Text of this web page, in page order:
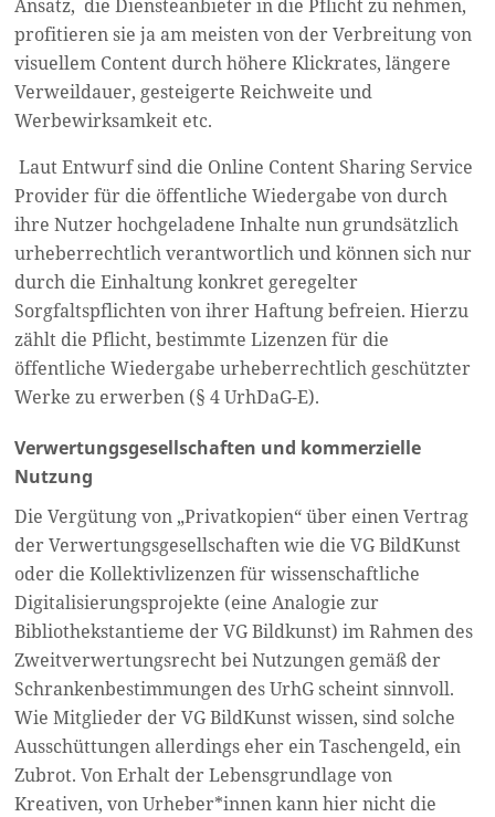
Ansatz, die Diensteanbieter in die Pflicht zu nehmen,
profitieren sie ja am meisten von der Verbreitung von
visuellem Content durch höhere Klickrates, längere
Verweildauer, gesteigerte Reichweite und
Werbewirksamkeit etc.
Laut Entwurf sind die Online Content Sharing Service
Provider für die öffentliche Wiedergabe von durch
ihre Nutzer hochgeladene Inhalte nun grundsätzlich
urheberrechtlich verantwortlich und können sich nur
durch die Einhaltung konkret geregelter
Sorgfaltspflichten von ihrer Haftung befreien. Hierzu
zählt die Pflicht, bestimmte Lizenzen für die
öffentliche Wiedergabe urheberrechtlich geschützter
Werke zu erwerben (§ 4 UrhDaG-E).
Verwertungsgesellschaften und kommerzielle
Nutzung
Die Vergütung von „Privatkopien“ über einen Vertrag
der Verwertungsgesellschaften wie die VG BildKunst
oder die Kollektivlizenzen für wissenschaftliche
Digitalisierungsprojekte (eine Analogie zur
Bibliothekstantieme der VG Bildkunst) im Rahmen des
Zweitverwertungsrecht bei Nutzungen gemäß der
Schrankenbestimmungen des UrhG scheint sinnvoll.
Wie Mitglieder der VG BildKunst wissen, sind solche
Ausschüttungen allerdings eher ein Taschengeld, ein
Zubrot. Von Erhalt der Lebensgrundlage von
Kreativen, von Urheber*innen kann hier nicht die